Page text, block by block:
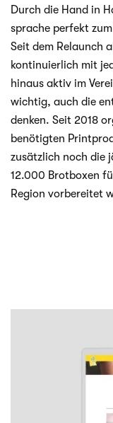
Durch die Hand in
spra­che per­fekt
Seit dem Relaunch
kon­ti­nu­ier­lich mit
hin­aus aktiv im
wich­tig, auch die
den­ken. Seit 2018
benö­tig­ten
zusätz­lich noch die
12.000 Brot­bo­xen
Region vor­be­rei­tet